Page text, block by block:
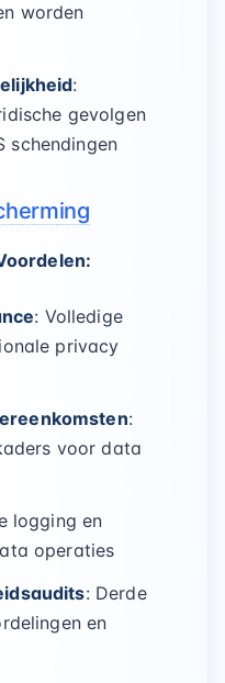
worden
:
gevolgen
schendingen
: Volledige
privacy
:
voor data
logging en
operaties
: Derde
en